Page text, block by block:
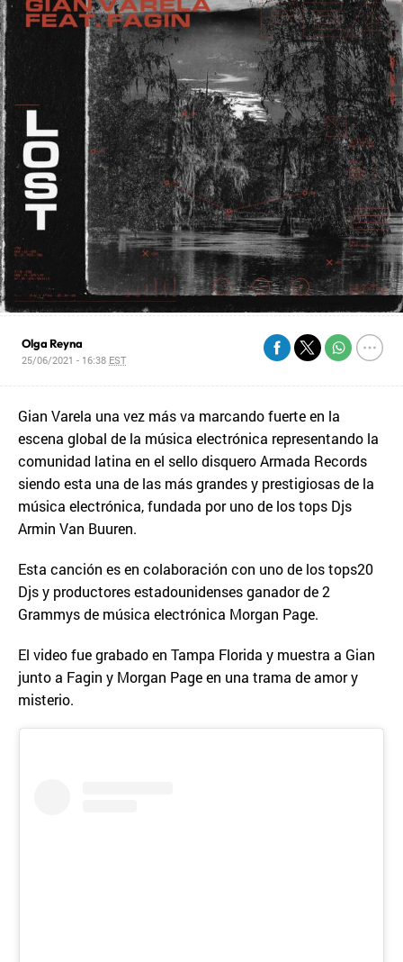
Olga Reyna
25/06/2021 - 16:38 EST
Gian Varela una vez más va marcando fuerte en la
escena global de la música electrónica representando la
comunidad latina en el sello disquero Armada Records
siendo esta una de las más grandes y prestigiosas de la
música electrónica, fundada por uno de los tops Djs
Armin Van Buuren.
Esta canción es en colaboración con uno de los tops20
Djs y productores estadounidenses ganador de 2
Grammys de música electrónica Morgan Page.
El video fue grabado en Tampa Florida y muestra a Gian
junto a Fagin y Morgan Page en una trama de amor y
misterio.